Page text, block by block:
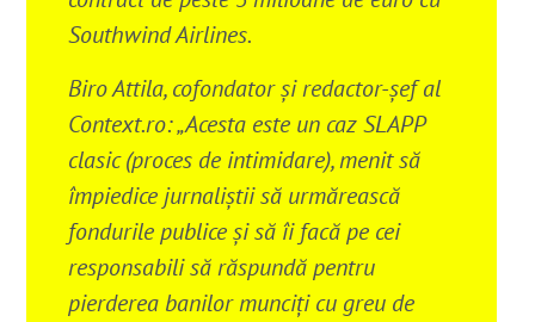
Southwind Airlines.
Biro Attila, cofondator și redactor-șef al
Context.ro: „Acesta este un caz SLAPP
clasic (proces de intimidare), menit să
împiedice jurnaliștii să urmărească
fondurile publice și să îi facă pe cei
responsabili să răspundă pentru
pierderea banilor munciți cu greu de